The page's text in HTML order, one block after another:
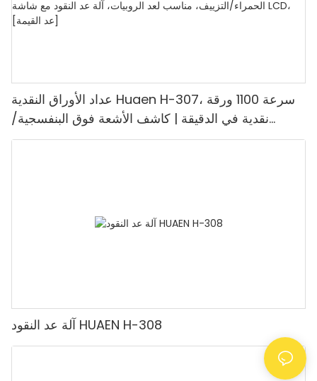
عداد الأوراق النقدية Huaen H-307، سرعة 1100 ورقة
نقدية في الدقيقة | كاشف الأشعة فوق البنفسجية/
المغناطيسية/الأشعة تحت الحمراء/التزييف، مناسب لعد
آلة عد النقود HUAEN H-308